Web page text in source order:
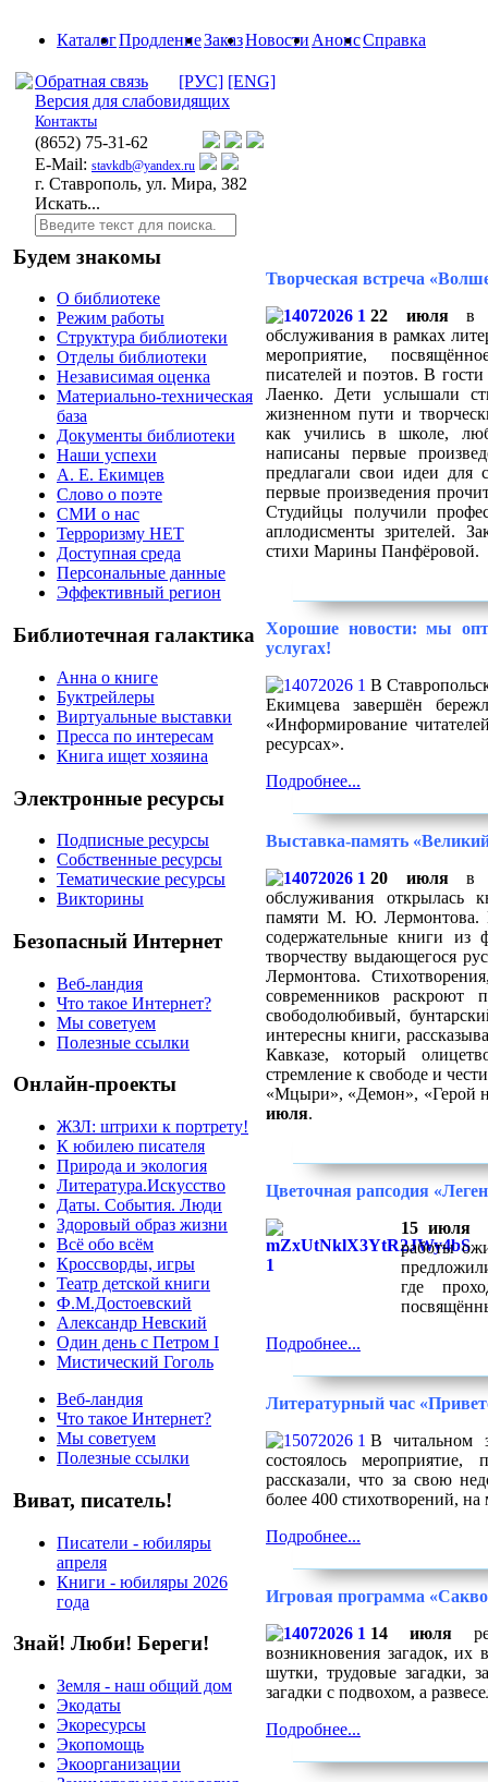
КаталогПродлениеЗаказНовости АнонсСправка
Обратная связь [РУС] [ENG]
Версия для слабовидящих
Контакты
(8652) 75-31-62
E-Mail: stavkdb@yandex.ru
г. Ставрополь, ул. Мира, 382
Искать...
Будем знакомы
О библиотеке
Режим работы
Структура библиотеки
Отделы библиотеки
Независимая оценка
Материально-техническая
база
Документы библиотеки
Наши успехи
А. Е. Екимцев
Слово о поэте
СМИ о нас
Терроризму НЕТ
Доступная среда
Персональные данные
Эффективный регион
Библиотечная галактика
Анна о книге
Буктрейлеры
Виртуальные выставки
Пресса по интересам
Книга ищет хозяина
Электронные ресурсы
Подписные ресурсы
Собственные ресурсы
Тематические ресурсы
Викторины
Безопасный Интернет
Веб-ландия
Что такое Интернет?
Мы советуем
Полезные ссылки
Онлайн-проекты
ЖЗЛ: штрихи к портрету!
К юбилею писателя
Природа и экология
Литература.Искусство
Даты. События. Люди
Здоровый образ жизни
Всё обо всём
Кроссворды, игры
Театр детской книги
Ф.М.Достоевский
Александр Невский
Один день с Петром I
Мистический Гоголь
Веб-ландия
Что такое Интернет?
Мы советуем
Полезные ссылки
Виват, писатель!
Писатели - юбиляры
апреля
Книги - юбиляры 2026
года
Знай! Люби! Береги!
Земля - наш общий дом
Экодаты
Экоресурсы
Экопомощь
Экоорганизации
Творческая встреча
22 июляв
обслуживания в рамках
мероприятие,
писателей и поэтов. В
Лаенко. Дети услышали
жизненном пути и
как учились в школе,
написаны первые
предлагали свои идеи для
первые произведения
Студийцы получили
аплодисменты зрителей.
стихи Марины Панфёровой.
Хорошие новости: мы
услугах!
В
Екимцева завершён
«Информирование
ресурсах».
Подробнее...
Выставка-память
20 июляв
обслуживания открылась
памяти М. Ю. Лермонтова.
содержательные книги из
творчеству выдающегося
Лермонтова.
современников раскроют
свободолюбивый,
интересны книги,
Кавказе, который
стремление к свободе и
«Мцыри», «Демон», «Герой
июля.
Цветочная рапсодия
15 июля
работы
где
Подробнее...
Литературный час
В читальном
состоялось
рассказали, что за свою
более 400 стихотворений,
Подробнее...
Игровая программа
14 июля
возникновения загадок, их
шутки, трудовые загадки,
загадки с подвохом, а
Подробнее...